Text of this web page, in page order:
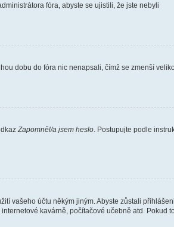
fóra, abyste se ujistili, že jste nebyli
dobu do fóra nic nenapsali, čímž se zmenší
Zapomněl/a jsem heslo . Postupujte podle
vašeho účtu někým jiným. Abyste zůstali přihlášeni,
kavárně, počítačové učebně atd. Pokud